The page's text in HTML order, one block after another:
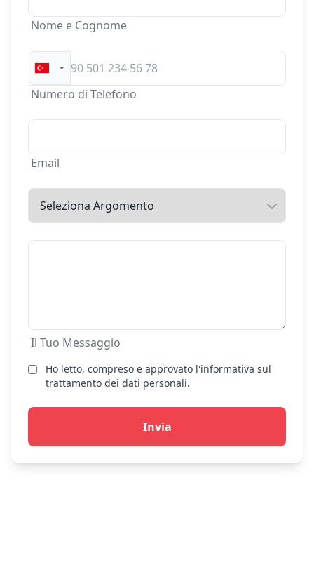
Nome e Cognome
Numero di Telefono
Email
Il Tuo Messaggio
Ho letto, compreso e approvato l'informativa sul
trattamento dei dati personali.
Invia